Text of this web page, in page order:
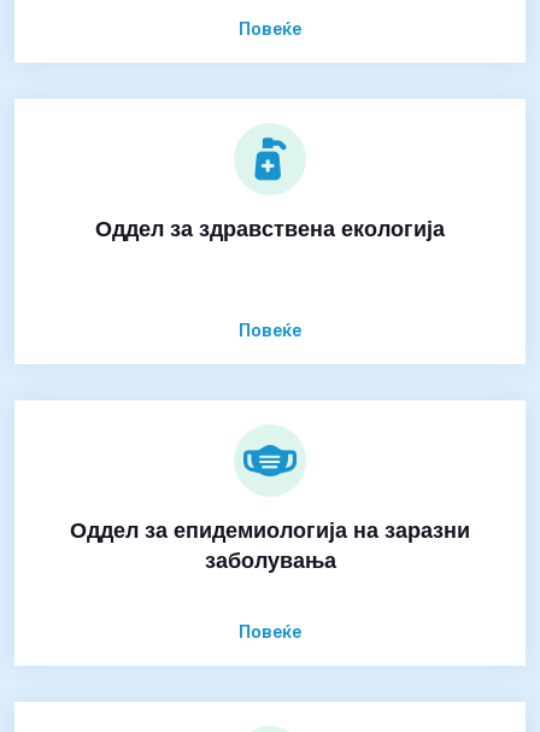
Повеќе
Оддел за здравствена екологија
Повеќе
Оддел за епидемиологија на заразни
заболувања
Повеќе